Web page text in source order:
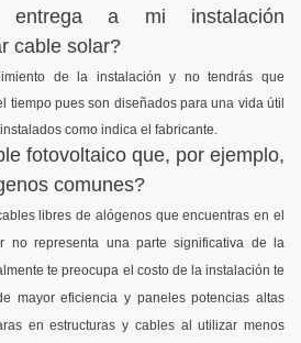
entrega a mi instalación
cable solar?
de la instalación y no tendrás que
tiempo pues son diseñados para una vida útil
como indica el fabricante.
fotovoltaico que, por ejemplo,
comunes?
libres de alógenos que encuentras en el
no representa una parte significativa de la
te preocupa el costo de la instalación te
mayor eficiencia y paneles potencias altas
en estructuras y cables al utilizar menos